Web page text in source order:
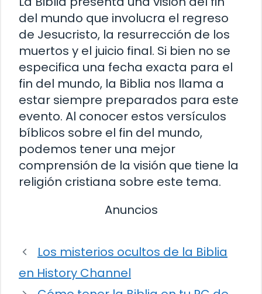
del mundo que involucra el regreso
de Jesucristo, la resurrección de los
muertos y el juicio final. Si bien no se
especifica una fecha exacta para el
fin del mundo, la Biblia nos llama a
estar siempre preparados para este
evento. Al conocer estos versículos
bíblicos sobre el fin del mundo,
podemos tener una mejor
comprensión de la visión que tiene la
religión cristiana sobre este tema.
Anuncios
Los misterios ocultos de la Biblia
en History Channel